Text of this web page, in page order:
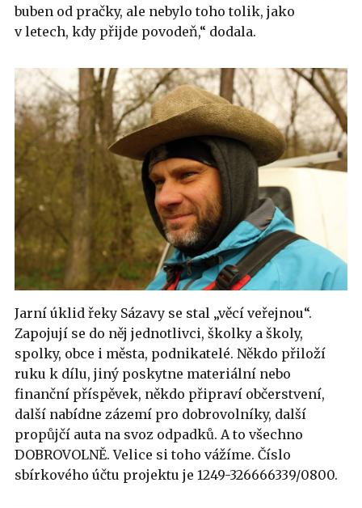
buben od pračky, ale nebylo toho tolik, jako
v letech, kdy přijde povodeň,“ dodala.
Jarní úklid řeky Sázavy se stal „věcí veřejnou“.
Zapojují se do něj jednotlivci, školky a školy,
spolky, obce i města, podnikatelé. Někdo přiloží
ruku k dílu, jiný poskytne materiální nebo
finanční příspěvek, někdo připraví občerstvení,
další nabídne zázemí pro dobrovolníky, další
propůjčí auta na svoz odpadků. A to všechno
DOBROVOLNĚ. Velice si toho vážíme. Číslo
sbírkového účtu projektu je 1249-326666339/0800.